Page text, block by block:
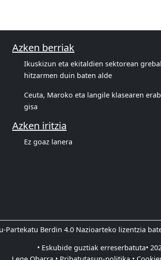
Azken berriak
Ikuskizun eta ekitaldien sektorean
hitzarmen duin baten alde
Ceuta, Maroko eta langile klasearen
gisa
Azken iritzia
Ez goaz lanera
Partekatu Berdin 4.0 Nazioarteko lizentzia
• Eskubide guztiak erreserbatuta•